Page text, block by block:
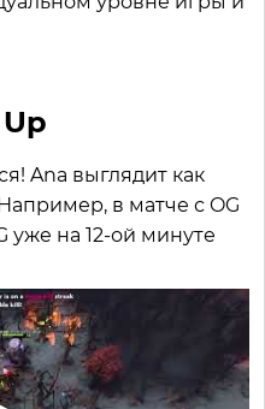
Ana выглядит как
в матче с OG
уже на 12-ой минуте